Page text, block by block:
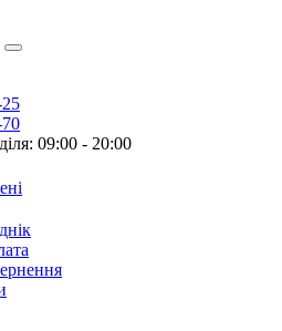
09:00 - 20:00